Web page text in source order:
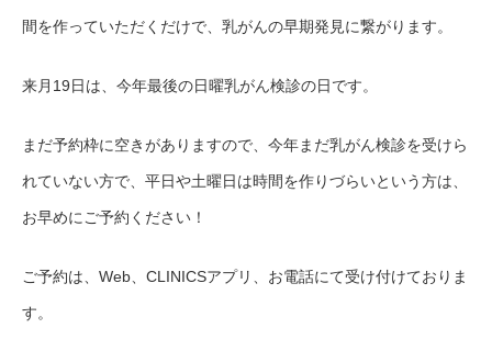
間を作っていただくだけで、乳がんの早期発見に繋がります。
来月19日は、今年最後の日曜乳がん検診の日です。
まだ予約枠に空きがありますので、今年まだ乳がん検診を受けら
れていない方で、平日や土曜日は時間を作りづらいという方は、
お早めにご予約ください！
ご予約は、Web、CLINICSアプリ、お電話にて受け付けておりま
す。